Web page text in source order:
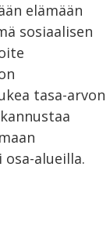
elämään
sosiaalisen
tasa-arvon
alueilla.